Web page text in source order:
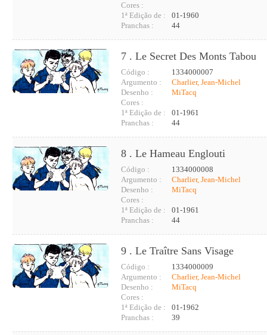
Cores :
1ª Edição de :
01-1960
Pranchas :
44
7 . Le Secret Des Monts Tabou
Código :
1334000007
Argumento :
Charlier, Jean-Michel
Desenho :
MiTacq
Cores :
1ª Edição de :
01-1961
Pranchas :
44
8 . Le Hameau Englouti
Código :
1334000008
Argumento :
Charlier, Jean-Michel
Desenho :
MiTacq
Cores :
1ª Edição de :
01-1961
Pranchas :
44
9 . Le Traître Sans Visage
Código :
1334000009
Argumento :
Charlier, Jean-Michel
Desenho :
MiTacq
Cores :
1ª Edição de :
01-1962
Pranchas :
39